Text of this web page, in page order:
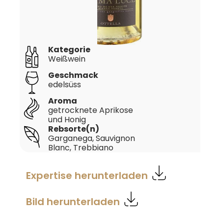
Kategorie
Weißwein
Aroma
getrocknete Aprikose
und Honig
Geschmack
edelsüss
Rebsorte(n)
Garganega, Sauvignon
Blanc, Trebbiano
Expertise herunterladen
Bild herunterladen